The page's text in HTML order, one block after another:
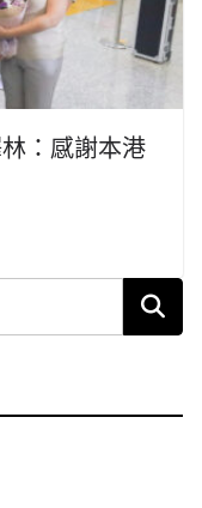
：感謝本港